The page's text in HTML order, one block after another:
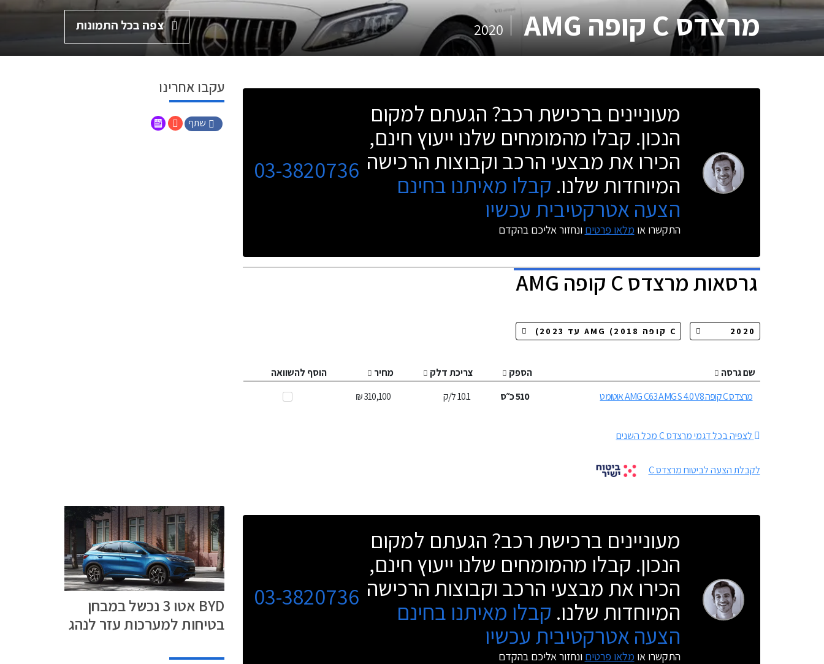
מרצדס C קופה AMG 2020 צפה בכל התמונות
מעוניינים ברכישת רכב? הגעתם למקום
הנכון. קבלו מהמומחים שלנו ייעוץ חינם,
הכירו את מבצעי הרכב וקבוצות הרכישה
המיוחדות שלנו. קבלו מאיתנו בחינם
הצעה אטרקטיבית עכשיו
התקשרו או מלאו פרטים ונחזור אליכם בהקדם
03-3820736
גרסאותמרצדס C קופה AMG
שם גרסה הספק צריכת דלק מחיר
הוסף להשוואה
מרצדס C קופה AMG C63 AMG S 4.0 V8 אוטומט
510כ״ס 10.1ל/ק 310,100 ₪
לצפיה בכל דגמי מרצדס C מכל השנים
לקבלת הצעה לביטוח מרצדס C
עקבו אחרינו
שתף
מעוניינים ברכישת רכב? הגעתם למקום
הנכון. קבלו מהמומחים שלנו ייעוץ חינם,
הכירו את מבצעי הרכב וקבוצות הרכישה
המיוחדות שלנו. קבלו מאיתנו בחינם
הצעה אטרקטיבית עכשיו
התקשרו או מלאו פרטים ונחזור אליכם בהקדם
03-3820736
BYD אטו 3 נכשל במבחן
בטיחות למערכות עזר לנהג